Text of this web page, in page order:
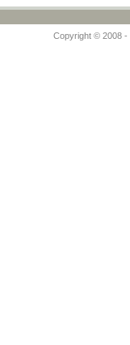
Copyright © 2008 -